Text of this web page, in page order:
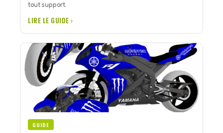
tout support.
LIRE LE GUIDE ›
GUIDE